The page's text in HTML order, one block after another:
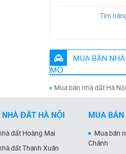
Tìm
MUA BÁN
MỖ
Mua bán nhà đất Hà
NHÀ ĐẤT HÀ NỘI
đất Hoàng Mai
đất Thanh Xuân
MUA
Mua bán
Chánh